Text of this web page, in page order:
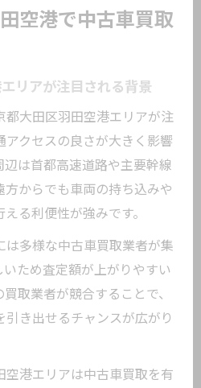
中古車買取を選ぶメリッ
車買取に与える影響を解
を羽田空港エリアで高め
額査定を得る下準備の重
で査定額アップを狙うポ
車内外の清掃と整備の効
たい中古車買取の注意点
空港で中古車買取
リアが注目される背景
都大田区羽田空港エリアが注
アクセスの良さが大きく影響
辺は首都高速道路や主要幹線
方からでも車両の持ち込みや
る利便性が強みです。
は多様な中古車買取業者が集
いため査定額が上がりやすい
取業者が競合することで、
き出せるチャンスが広がり
空港エリアは中古車買取を有